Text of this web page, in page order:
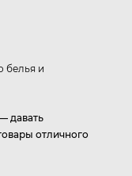
белья и
давать
отличного